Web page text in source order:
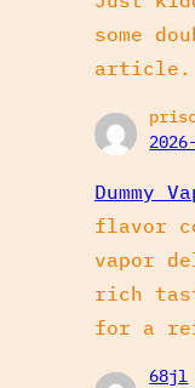
some
article.
Dummy
flavor
vapor
rich
for a
68jl